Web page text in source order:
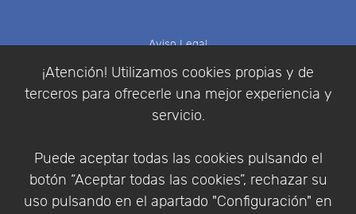
¡Atención! Utilizamos cookies propias y de
terceros para ofrecerle una mejor experiencia y
servicio.
Puede aceptar todas las cookies pulsando el
botón “Aceptar todas las cookies”, rechazar su
uso pulsando en el apartado "Configuración" en
Aviso Legal
Condiciones de compra
Identificarse